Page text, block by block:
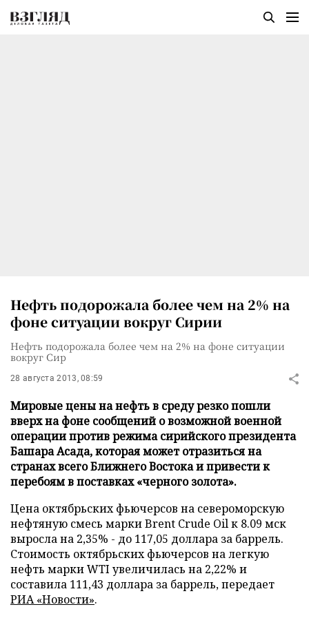
Нефть подорожала более чем на 2% на
фоне ситуации вокруг Сирии
Нефть подорожала более чем на 2% на фоне ситуации
вокруг Сир
28 августа 2013, 08:59
Мировые цены на нефть в среду резко пошли
вверх на фоне сообщений о возможной военной
операции против режима сирийского президента
Башара Асада, которая может отразиться на
странах всего Ближнего Востока и привести к
перебоям в поставках «черного золота».
Цена октябрьских фьючерсов на североморскую
нефтяную смесь марки Brent Crude Oil к 8.09 мск
выросла на 2,35% - до 117,05 доллара за баррель.
Стоимость октябрьских фьючерсов на легкую
нефть марки WTI увеличилась на 2,22% и
составила 111,43 доллара за баррель, передает
РИА «Новости».